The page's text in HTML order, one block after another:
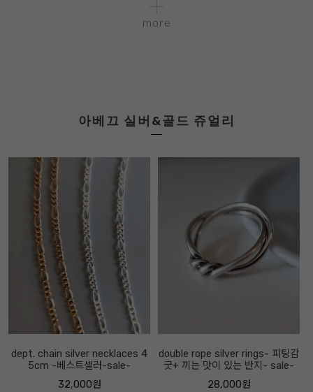
more
아베끄 실버&골드 쥬얼리
dept. chain silver necklaces 4
5cm -베스트셀러-sale-
32,000원
double rope silver rings- 피팅감
굿+ 끼는 맛이 있는 반지- sale-
28,000원